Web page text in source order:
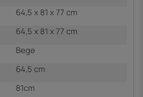
64,5 x 81 x 77 cm
64,5 x 81 x 77 cm
Bege
64,5 cm
81cm